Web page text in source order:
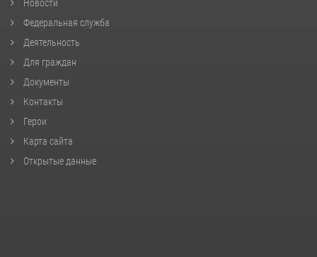
Новости
Федеральная служба
Деятельность
Для граждан
Документы
Контакты
Герои
Карта сайта
Открытые данные